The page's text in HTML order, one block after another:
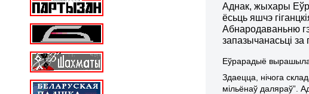
Аднак, жыхары
ёсьць яшчэ
Абнародаваньню
запазычанасьці за
Еўрарадыё
Здаецца, нічога
мільёнаў даляраў”.